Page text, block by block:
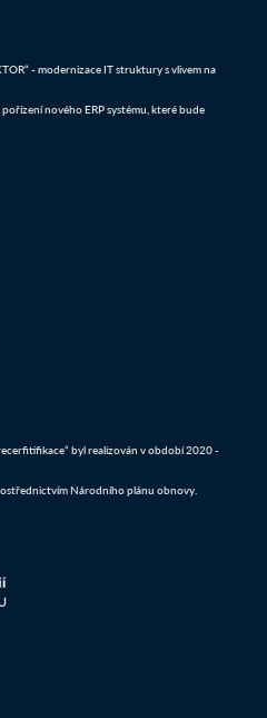
- modernizace IT struktury s vlivem na
nového ERP systému, které bude
byl realizován v období 2020 -
Národního plánu obnovy.